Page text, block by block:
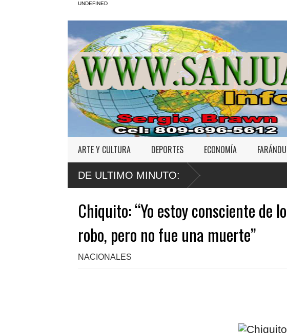
UNDEFINED
ARTE Y CULTURA DEPORTES ECONOMÍA
DE ULTIMO MINUTO:
Chiquito: “Yo estoy consciente de
robo, pero no fue una muerte”
NACIONALES